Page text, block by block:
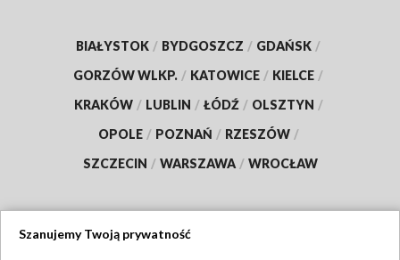
BIAŁYSTOK / BYDGOSZCZ / GDAŃSK /
GORZÓW WLKP. / KATOWICE / KIELCE /
KRAKÓW / LUBLIN / ŁÓDŹ / OLSZTYN /
OPOLE / POZNAŃ / RZESZÓW /
SZCZECIN / WARSZAWA / WROCŁAW
Szanujemy Twoją prywatność